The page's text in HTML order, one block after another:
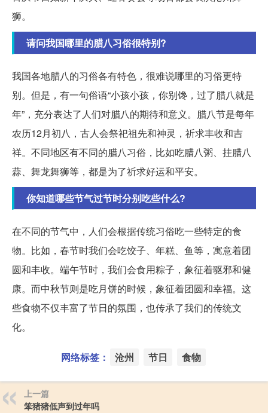
狮。
请问我国哪里的腊八习俗很特别?
我国各地腊八的习俗各有特色，很难说哪里的习俗更特
别。但是，有一句俗语“小孩小孩，你别馋，过了腊八就是
年”，充分表达了人们对腊八的期待和意义。腊八节是每年
农历12月初八，古人会祭祀祖先和神灵，祈求丰收和吉
祥。不同地区有不同的腊八习俗，比如吃腊八粥、挂腊八
蒜、舞龙舞狮等，都是为了祈求好运和平安。
你知道哪些节气过节时分别吃些什么?
在不同的节气中，人们会根据传统习俗吃一些特定的食
物。比如，春节时我们会吃饺子、年糕、鱼等，寓意着团
圆和丰收。端午节时，我们会食用粽子，象征着驱邪和健
康。而中秋节则是吃月饼的时候，象征着团圆和幸福。这
些食物不仅丰富了节日的氛围，也传承了我们的传统文
化。
网络标签： 沧州 节日 食物
上一篇
笨猪猪低声到过年吗